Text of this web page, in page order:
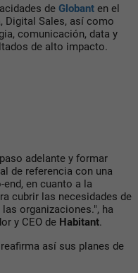
de Globant en el
Digital Sales, así como
comunicación, data y
de alto impacto.
adelante y formar
de referencia con una
en cuanto a la
cubrir las necesidades de
organizaciones.", ha
y CEO de Habitant.
así sus planes de